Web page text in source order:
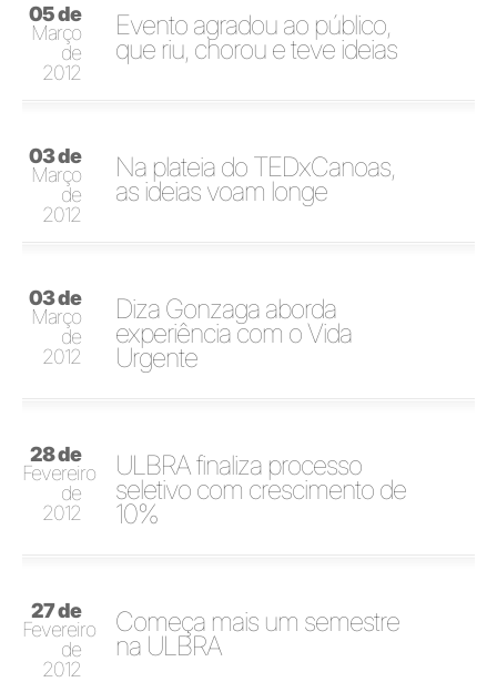
05 de
Março
de
2012
Evento agradou ao público,
que riu, chorou e teve ideias
03 de
Março
de
2012
Na plateia do TEDxCanoas,
as ideias voam longe
03 de
Março
de
2012
Diza Gonzaga aborda
experiência com o Vida
Urgente
28 de
Fevereiro
de
2012
ULBRA finaliza processo
seletivo com crescimento de
10%
27 de
Fevereiro
de
2012
Começa mais um semestre
na ULBRA